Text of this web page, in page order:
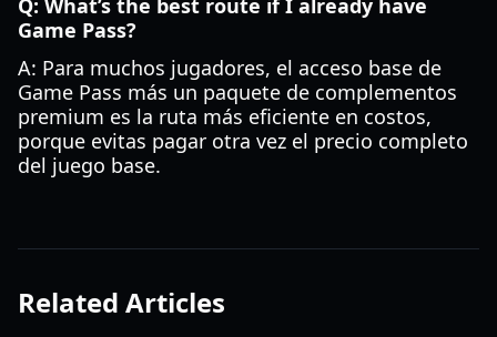
Q: What’s the best route if I already have
Game Pass?
A: Para muchos jugadores, el acceso base de
Game Pass más un paquete de complementos
premium es la ruta más eficiente en costos,
porque evitas pagar otra vez el precio completo
del juego base.
Related Articles